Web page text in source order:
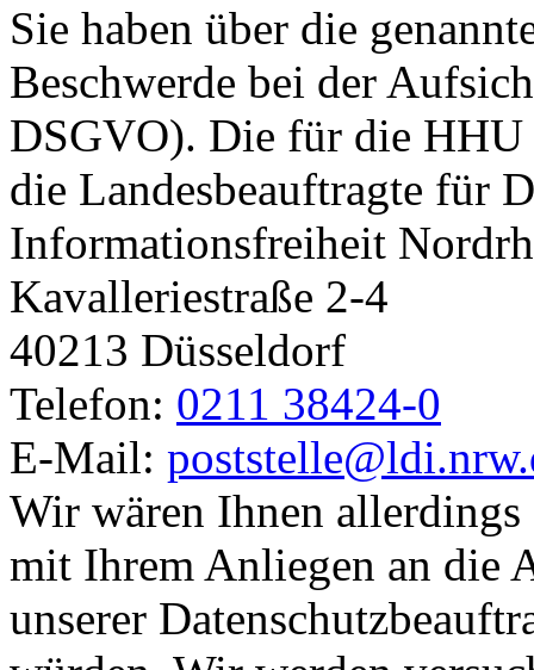
Sie haben über die
Beschwerde bei der
DSGVO). Die für die HHU
die Landesbeauftragte für
Informationsfreiheit
Kavalleriestraße 2-4
40213 Düsseldorf
Telefon: 0211 38424-0
E-Mail:
Wir wären Ihnen allerdings
mit Ihrem Anliegen an die
unserer